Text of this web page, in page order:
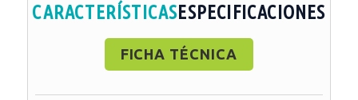
CARACTERÍSTICASESPECIFICACIONES
FICHA TÉCNICA